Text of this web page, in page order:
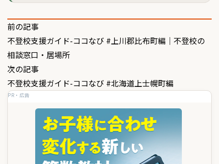
投
稿
ナ
ビ
ゲ
前の記事
不登校支援ガイド-ココなび #上川郡比布町編｜不登校の
相談窓口・居場所
次の記事
不登校支援ガイド-ココなび #北海道上士幌町編
PR・広告